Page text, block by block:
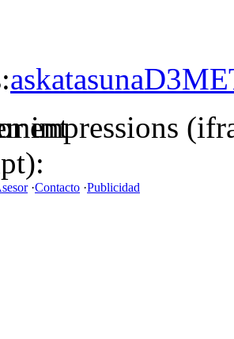
askatasunaD3M
impressions
·Contacto ·Publicidad